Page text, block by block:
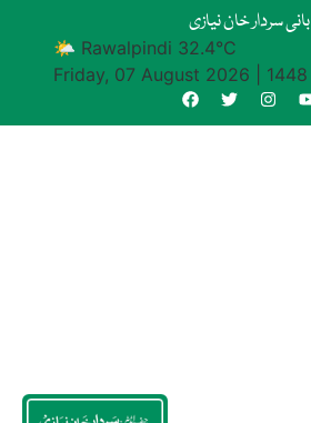
بانی سردار خان نیازی
🌤 Rawalpindi 32.4°C
Friday, 07 August 2026